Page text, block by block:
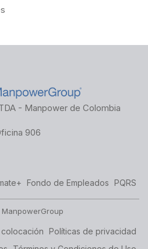
- Manpower de Colombia
906
Fondo de Empleados PQRS
Políticas de privacidad